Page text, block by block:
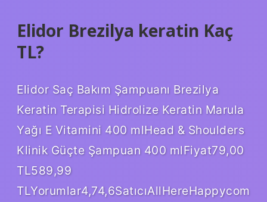
Elidor Brezilya keratin Kaç
TL?
Elidor Saç Bakım Şampuanı Brezilya
Keratin Terapisi Hidrolize Keratin Marula
Yağı E Vitamini 400 mlHead & Shoulders
Klinik Güçte Şampuan 400 mlFiyat79,00
TL589,99
TLYorumlar4,74,6SatıcıAllHereHappycom